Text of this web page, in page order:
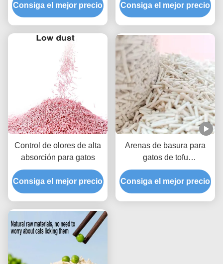
desodorizada con
material fresco y natural
Consiga el mejor precio
económica, aglomeración
fuerte, OEM ODM,
mascotas
Consiga el mejor precio
Control de olores de alta
absorción para gatos
Consiga el mejor precio
Arenas de basura para
gatos de tofu
desodorizadas sin polvo
Consiga el mejor precio